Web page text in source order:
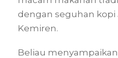
dengan seguhan kopi
Kemiren.
Beliau